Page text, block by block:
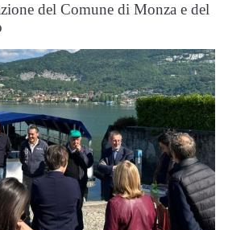
del Comune di Monza e del